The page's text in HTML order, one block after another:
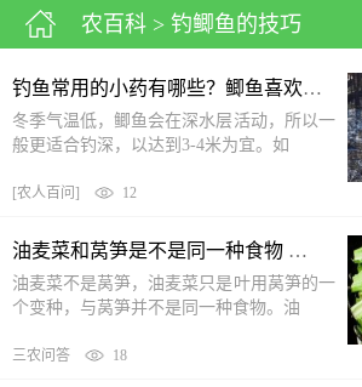
农百科 > 钓鲫鱼的技巧
钓鱼常用的小药有哪些？鲫鱼喜欢吃什么饵料
冬季气温低，鲫鱼会在深水层活动，所以一
般更适合钓深，以达到3-4米为宜。如
[农人百问 ] 12
油麦菜和莴笋是不是同一种食物 油麦菜和莴笋叶有什么不同
油麦菜不是莴笋，油麦菜只是叶用莴笋的一
个变种，与莴笋并不是同一种食物。油
三农问答 18